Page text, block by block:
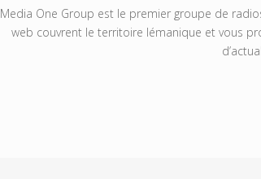
Media One Group est le premier groupe de
web couvrent le territoire lémanique et vous